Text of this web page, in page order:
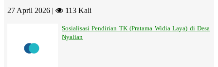
27 April 2026 | 113 Kali
Sosialisasi Pendirian TK (Pratama Widia Laya) di Desa
Nyalian